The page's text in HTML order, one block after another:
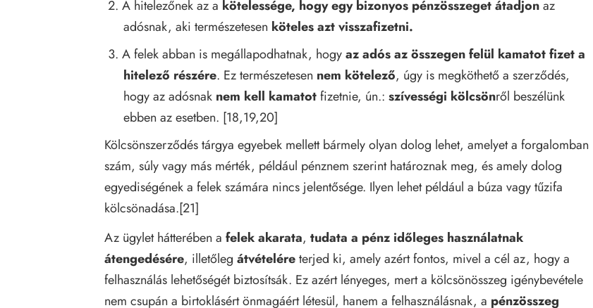
A hitelezőnek az a kötelessége, hogy egy bizonyos pénzösszeget átadjonaz
adósnak, aki természetesen köteles azt visszafizetni.
A felek abban is megállapodhatnak, hogyaz adós az összegen felül kamatot fizet a
hitelező részére. Ez természetesen nem kötelező, úgy is megköthető a szerződés,
hogy az adósnak nem kell kamatotfizetnie, ún.: szívességi kölcsönről beszélünk
ebben az esetben. [18,19,20]
Kölcsönszerződés tárgya egyebek mellett bármely olyan dolog lehet, amelyet a forgalomban
szám, súly vagy más mérték, például pénznem szerint határoznak meg, és amely dolog
egyediségének a felek számára nincs jelentősége. Ilyen lehet például a búza vagy tűzifa
kölcsönadása.[21]
Az ügylet hátterében a felek akarata, tudata a pénz időleges használatnak
átengedésére, illetőleg átvételéreterjed ki, amely azért fontos, mivel a cél az, hogy a
felhasználás lehetőségét biztosítsák. Ez azért lényeges, mert a kölcsönösszeg igénybevétele
nem csupán a birtoklásért önmagáért létesül, hanem a felhasználásnak, a pénzösszeg